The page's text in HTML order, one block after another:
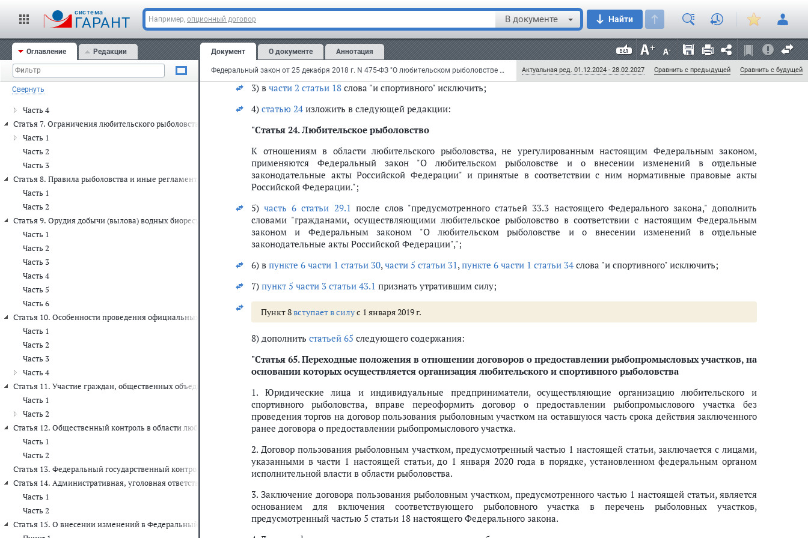
cистема
ГАРАНТ Например, опционный договор В документе Найти
Оглавление Редакции
Свернуть
Статья 3. Сфера действия настоящего Федерального закона
Статья 4. Правовое регулирование отношений в области любительского рыболовства
Статья 5. Право собственности граждан на водные биоресурсы, добытые (выловленные) при осуществлении любительского рыболовства
Статья 6. Водные объекты, на которых допускается или запрещается осуществление любительского рыболовства
Часть 1
Часть 2
Часть 3
Часть 4
Статья 7. Ограничения любительского рыболовства
Часть 1
Часть 2
Часть 3
Статья 8. Правила рыболовства и иные регламентирующие осуществление любительского рыболовства правила
Часть 1
Часть 2
Статья 9. Орудия добычи (вылова) водных биоресурсов при осуществлении любительского рыболовства
Часть 1
Часть 2
Часть 3
Часть 4
Часть 5
Часть 6
Статья 10. Особенности проведения официальных физкультурных мероприятий и спортивных мероприятий, предусматривающих добычу (вылов) водных биоресурсов
Часть 1
Часть 2
Часть 3
Часть 4
Статья 11. Участие граждан, общественных объединений, объединений юридических лиц (ассоциаций и союзов) в сохранении водных биоресурсов и среды их обитания
Часть 1
Часть 2
Статья 12. Общественный контроль в области любительского рыболовства
Часть 1
Часть 2
Статья 13. Федеральный государственный контроль (надзор) в области любительского рыболовства
Статья 14. Административная, уголовная ответственность за нарушение законодательства о любительском рыболовстве, возмещение вреда, причиненного водным биоресурсам
Часть 1
Часть 2
Статья 15. О внесении изменений в Федеральный закон "О животном мире"
Документ О документе Аннотация
Федеральный закон от 25 декабря 2018 г. N 475-ФЗ "О любительском рыболовстве и о внесении изменений в отдельные законодательные акты Российской Федерации" (с изменениями и дополнениями) Актуальная ред. 01.12.2024 - 28.02.2027 Сравнить с предыдущей Сравнить с будущей
N 1, ст. 23; N 50, ст. 6246; 2008, N 49, ст. 5748; 2011, N 1, ст. 32; 2013, N 27, ст. 3440; 2014, N 45, ст. 6153; 2015, N 27, ст. 3999;
2016, N 27, ст. 4282; 2018, N 49, ст. 7493) следующие изменения:
1)пункт 16 части 1 статьи 1признать утратившим силу;
2) впункте 6 части 1 статьи 16слова "и спортивное" исключить;
3) в части 2 статьи 18 слова "и спортивного" исключить;
4) статью 24 изложить в следующей редакции:
"Статья 24. Любительское рыболовство
К отношениям в области любительского рыболовства, не урегулированным настоящим Федеральным законом,
применяются Федеральный закон "О любительском рыболовстве и о внесении изменений в отдельные
законодательные акты Российской Федерации" и принятые в соответствии с ним нормативные правовые акты
Российской Федерации.";
5)часть 6 статьи 29.1 после слов "предусмотренного статьей 33.3 настоящего Федерального закона," дополнить
словами "гражданами, осуществляющими любительское рыболовство в соответствии с настоящим Федеральным
законом и Федеральным законом "О любительском рыболовстве и о внесении изменений в отдельные
законодательные акты Российской Федерации",";
6) в пункте 6 части 1 статьи 30,части 5 статьи 31,пункте 6 части 1 статьи 34 слова "и спортивного" исключить;
7) пункт 5 части 3 статьи 43.1 признать утратившим силу;
Пункт 8вступает в силус 1 января 2019 г.
8) дополнить статьей 65 следующего содержания:
"Статья 65. Переходные положения в отношении договоров о предоставлении рыбопромысловых участков, на
основании которых осуществляется организация любительского и спортивного рыболовства
1. Юридические лица и индивидуальные предприниматели, осуществляющие организацию любительского и
спортивного рыболовства, вправе переоформить договор о предоставлении рыбопромыслового участка без
проведения торгов на договор пользования рыболовным участком на оставшуюся часть срока действия заключенного
ранее договора о предоставлении рыбопромыслового участка.
2. Договор пользования рыболовным участком, предусмотренный частью 1 настоящей статьи, заключается с лицами,
указанными в части 1 настоящей статьи, до 1 января 2020 года в порядке, установленном федеральным органом
исполнительной власти в области рыболовства.
3. Заключение договора пользования рыболовным участком, предусмотренного частью 1 настоящей статьи, является
основанием для включения соответствующего рыболовного участка в перечень рыболовных участков,
предусмотренный частью 5 статьи 18 настоящего Федерального закона.